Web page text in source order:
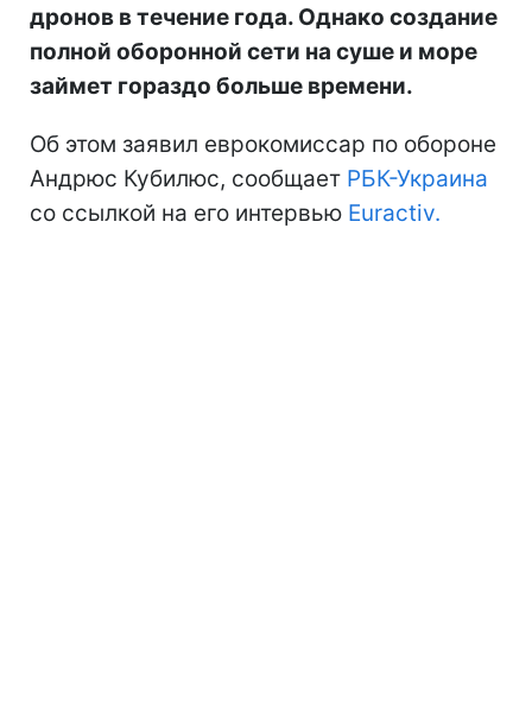
дронов в течение года. Однако создание
полной оборонной сети на суше и море
займет гораздо больше времени.
Об этом заявил еврокомиссар по обороне
Андрюс Кубилюс, сообщает РБК-Украина
со ссылкой на его интервью Euractiv.